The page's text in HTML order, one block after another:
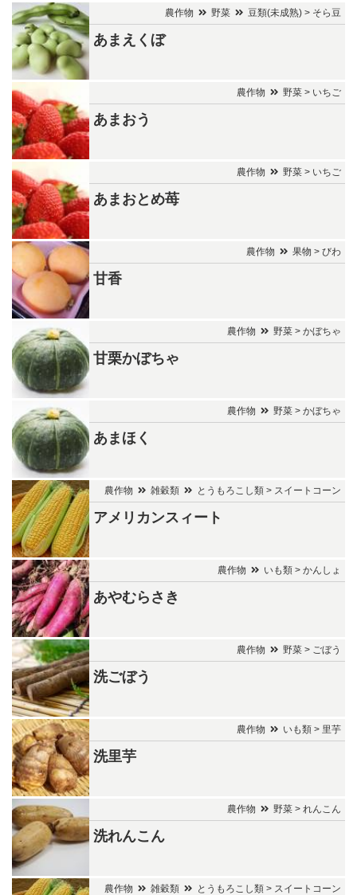
農作物 野菜 豆類(未成熟) > そら豆
あまえくぼ
農作物 野菜 > いちご
あまおう
農作物 野菜 > いちご
あまおとめ苺
農作物 果物 > びわ
甘香
農作物 野菜 > かぼちゃ
甘栗かぼちゃ
農作物 野菜 > かぼちゃ
あまほく
農作物 雑穀類 とうもろこし類 > スイートコーン
アメリカンスィート
農作物 いも類 > かんしょ
あやむらさき
農作物 野菜 > ごぼう
洗ごぼう
農作物 いも類 > 里芋
洗里芋
農作物 野菜 > れんこん
洗れんこん
農作物 雑穀類 とうもろこし類 > スイートコーン